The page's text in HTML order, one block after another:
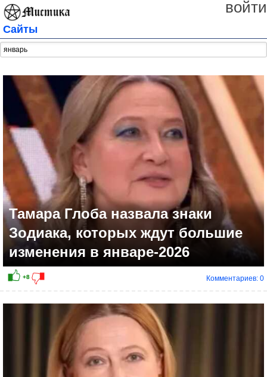
войти
Сайты
Тамара Глоба назвала знаки
Зодиака, которых ждут большие
изменения в январе-2026
Комментариев: 0